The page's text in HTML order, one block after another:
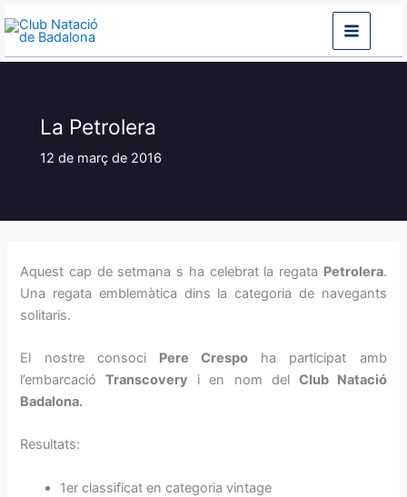
al
contingut
La Petrolera
12 de març de 2016
Aquest cap de setmana s ha celebrat la regata Petrolera.
Una regata emblemàtica dins la categoria de navegants
solitaris.
El nostre consoci Pere Crespo ha participat amb
l’embarcacióTranscovery i en nom del Club Natació
Badalona.
Resultats:
1er classificat en categoria vintage